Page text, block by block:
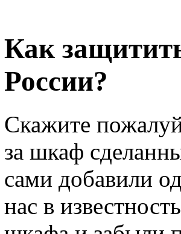
Как
России?
Скажите
за шкаф
сами добавили
нас в